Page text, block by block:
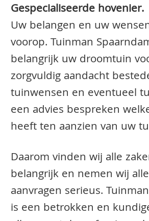
Gespecialiseerde hovenier.
Uw belangen en uw
voorop. Tuinman
belangrijk uw droomtuin
zorgvuldig aandacht
tuinwensen en eventueel
een advies bespreken
heeft ten aanzien van uw
Daarom vinden wij alle
belangrijk en nemen wij
aanvragen serieus.
is een betrokken en